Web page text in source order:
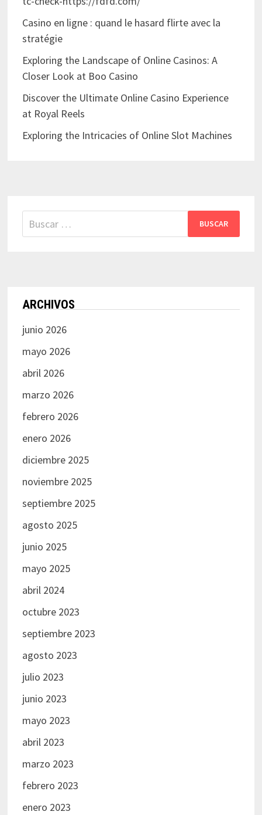
Casino en ligne : quand le hasard flirte avec la
stratégie
Exploring the Landscape of Online Casinos: A
Closer Look at Boo Casino
Discover the Ultimate Online Casino Experience
at Royal Reels
Exploring the Intricacies of Online Slot Machines
Buscar:
ARCHIVOS
junio 2026
mayo 2026
abril 2026
marzo 2026
febrero 2026
enero 2026
diciembre 2025
noviembre 2025
septiembre 2025
agosto 2025
junio 2025
mayo 2025
abril 2024
octubre 2023
septiembre 2023
agosto 2023
julio 2023
junio 2023
mayo 2023
abril 2023
marzo 2023
febrero 2023
enero 2023